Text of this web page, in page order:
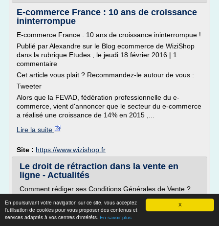
X
En poursuivant votre navigation sur ce site, vous acceptez
l'utilisation de cookies pour vous proposer des contenus et
services adaptés à vos centres d'intérêts. En savoir plus
E-commerce France : 10 ans de croissance
ininterrompue
E-commerce France : 10 ans de croissance ininterrompue !
Publié par Alexandre sur le Blog ecommerce de WiziShop
dans la rubrique Etudes , le jeudi 18 février 2016 | 1
commentaire
Cet article vous plait ? Recommandez-le autour de vous :
Tweeter
Alors que la FEVAD, fédération professionnelle du e-
commerce, vient d'annoncer que le secteur du e-commerce
a réalisé une croissance de 14% en 2015 ,...
Lire la suite
Site : https://www.wizishop.fr
Le droit de rétraction dans la vente en
ligne - Actualités
Comment rédiger ses Conditions Générales de Vente ?
Tout ce qu'il faut savoir sur le droit de rétractation dans la
vente en ligne pour la rédaction de vos CGV